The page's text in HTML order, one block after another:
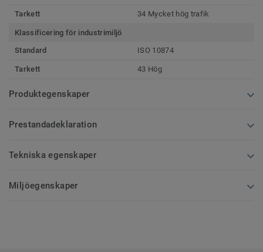
Tarkett 34 Mycket hög trafik
Klassificering för industrimiljö
Standard
ISO 10874
Tarkett 43 Hög
Produktegenskaper
Prestandadeklaration
Tekniska egenskaper
Miljöegenskaper